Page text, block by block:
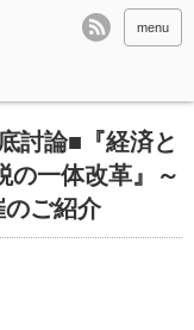
menu
討論■『経済と
の一体改革』～
のご紹介